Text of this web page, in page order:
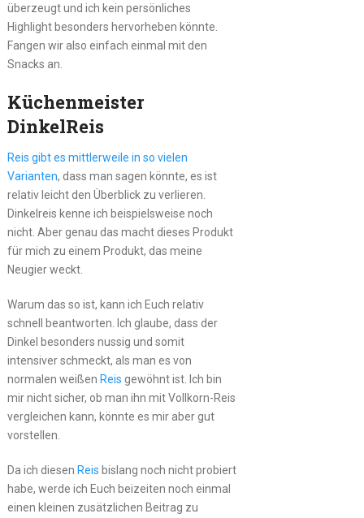
überzeugt und ich kein persönliches
Highlight besonders hervorheben könnte.
Fangen wir also einfach einmal mit den
Snacks an.
Küchenmeister
DinkelReis
Reis gibt es mittlerweile in so vielen
Varianten, dass man sagen könnte, es ist
relativ leicht den Überblick zu verlieren.
Dinkelreis kenne ich beispielsweise noch
nicht. Aber genau das macht dieses Produkt
für mich zu einem Produkt, das meine
Neugier weckt.
Warum das so ist, kann ich Euch relativ
schnell beantworten. Ich glaube, dass der
Dinkel besonders nussig und somit
intensiver schmeckt, als man es von
normalen weißen Reis gewöhnt ist. Ich bin
mir nicht sicher, ob man ihn mit Vollkorn-Reis
vergleichen kann, könnte es mir aber gut
vorstellen.
Da ich diesen Reis bislang noch nicht probiert
habe, werde ich Euch beizeiten noch einmal
einen kleinen zusätzlichen Beitrag zu